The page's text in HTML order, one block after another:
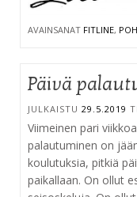
AVAINSANAT FITLINE,
Päivä
JULKAISTU 29.5.2019
Viimeinen pari
palautuminen on
koulutuksia, pitkiä
paikallaan. On ollut